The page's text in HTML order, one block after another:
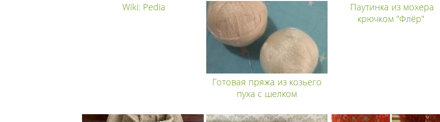
Wiki: Pedia
Готовая пряжа из козьего
пуха с шелком
Паутинка из мохера
крючком "Флёр"